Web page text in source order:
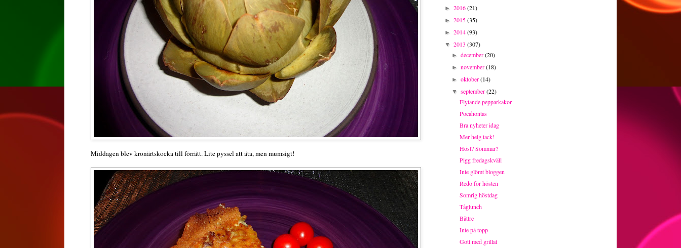
Middagen blev kronärtskocka till förrätt. Lite pyssel att äta, men mumsigt!
► 2016(21)
► 2015(35)
► 2014(93)
▼ 2013 (307)
►december(20)
►november(18)
►oktober(14)
▼september(22)
Flytande pepparkakor
Pocahontas
Bra nyheter idag
Mer helg tack!
Höst? Sommar?
Pigg fredagskväll
Inte glömt bloggen
Redo för hösten
Somrig höstdag
Tåglunch
Bättre
Inte på topp
Gott med grillat